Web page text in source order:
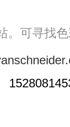
可寻找色